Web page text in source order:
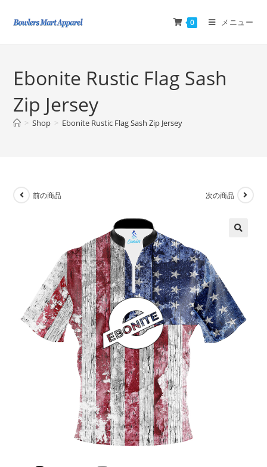
0 メニュー
Ebonite Rustic Flag Sash
Zip Jersey
> Shop > Ebonite Rustic Flag Sash Zip Jersey
前の商品 次の商品